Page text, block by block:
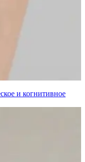
и когнитивное